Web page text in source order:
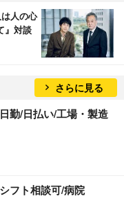
人の心
』対談
さらに見る
勤/日払い/工場・製造
フト相談可/病院